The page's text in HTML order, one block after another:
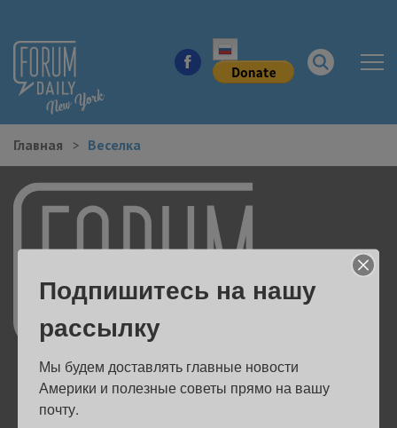
КУДА ПОЙТИ В ГОРОДЕ
ЗДОРОВЬЕ
РАБОТА И БИЗНЕС
ЖИЛЬЕ
ОБРАЗОВАНИЕ
Главная Веселка
Подпишитесь на нашу
рассылку
Мы будем доставлять главные новости
Америки и полезные советы прямо на вашу
почту.